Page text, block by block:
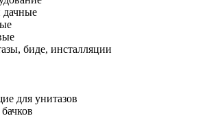
биде, инсталляции
для унитазов